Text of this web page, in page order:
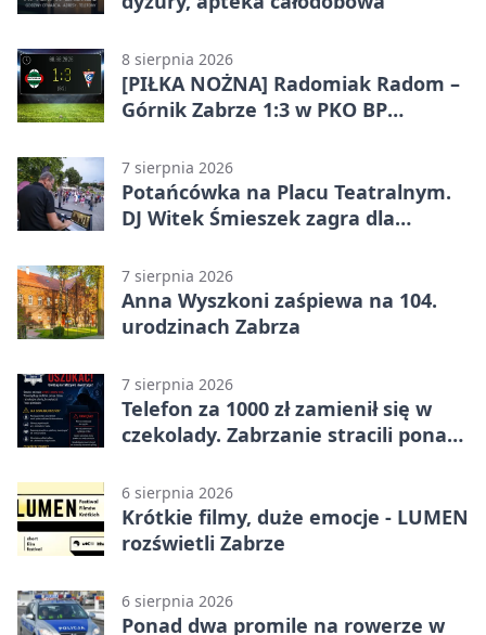
8 sierpnia 2026
[PIŁKA NOŻNA] Radomiak Radom –
Górnik Zabrze 1:3 w PKO BP
Federico dał zabrzanom zwycięstwo
7 sierpnia 2026
Potańcówka na Placu Teatralnym.
DJ Witek Śmieszek zagra dla
7 sierpnia 2026
Anna Wyszkoni zaśpiewa na 104.
urodzinach Zabrza
7 sierpnia 2026
Telefon za 1000 zł zamienił się w
czekolady. Zabrzanie stracili ponad
6 sierpnia 2026
Krótkie filmy, duże emocje - LUMEN
rozświetli Zabrze
6 sierpnia 2026
Ponad dwa promile na rowerze w